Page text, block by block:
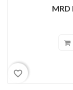
MRD
favorite_border